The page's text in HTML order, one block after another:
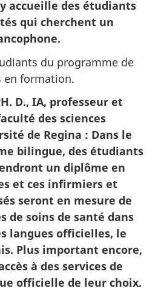
accueille des étudiants
qui cherchent un
du programme de
en formation.
D., IA, professeur et
des sciences
de Regina : Dans le
bilingue, des étudiants
un diplôme en
et ces infirmiers et
seront en mesure de
de soins de santé dans
langues officielles, le
Plus important encore,
à des services de
officielle de leur choix.